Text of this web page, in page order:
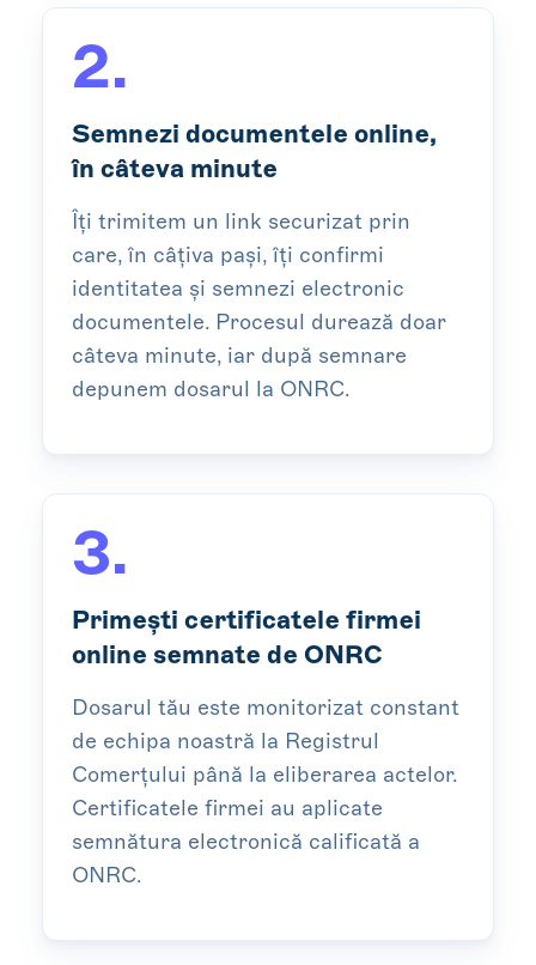
2.
Semnezi documentele online,
în câteva minute
Îți trimitem un link securizat prin
care, în câțiva pași, îți confirmi
identitatea și semnezi electronic
documentele. Procesul durează doar
câteva minute, iar după semnare
depunem dosarul la ONRC.
3.
Primești certificatele firmei
online semnate de ONRC
Dosarul tău este monitorizat constant
de echipa noastră la Registrul
Comerțului până la eliberarea actelor.
Certificatele firmei au aplicate
semnătura electronică calificată a
ONRC.